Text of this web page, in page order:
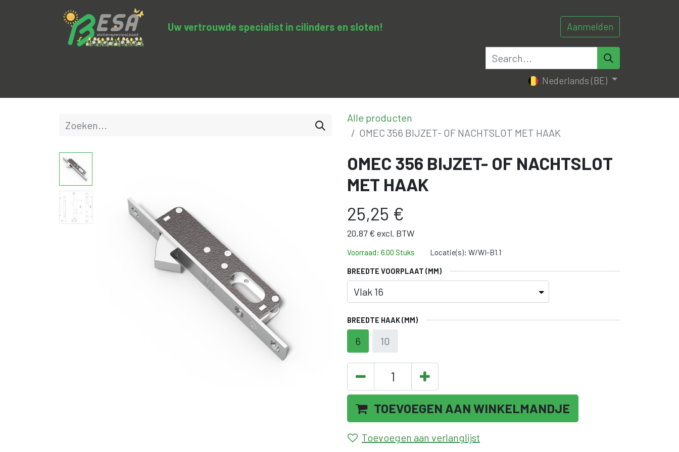
Uw vertrouwde specialist in cilinders en sloten​! Aanmelden
0
Nederlands (BE)
Alle producten
OMEC 356 BIJZET- OF NACHTSLOT MET HAAK
OMEC 356 BIJZET- OF NACHTSLOT
MET HAAK
25,25 €
20,87€ excl. BTW
Voorraad: 6.00 Stuks Locatie(s): W/WI-B1.1
BREEDTE VOORPLAAT (MM)
BREEDTE HAAK (MM)
6 10
TOEVOEGEN AAN WINKELMANDJE
Toevoegen aan verlanglijst